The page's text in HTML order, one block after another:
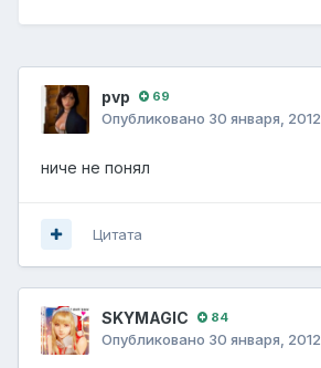
pvp 69
Опубликовано 30 января, 2012
ниче не понял
Цитата
SKYMAGIC 84
Опубликовано 30 января, 2012